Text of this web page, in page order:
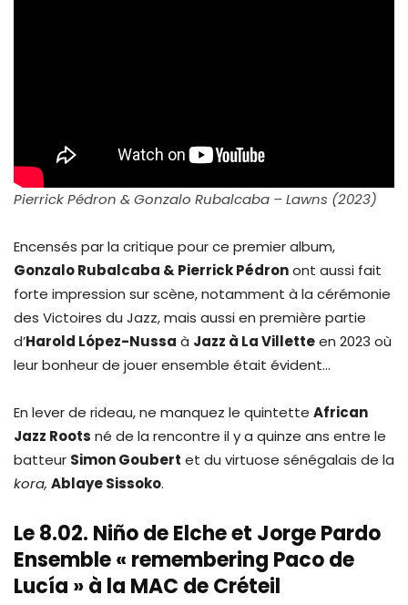
Pierrick Pédron & Gonzalo Rubalcaba – Lawns (2023)
Encensés par la critique pour ce premier album,
Gonzalo Rubalcaba & Pierrick Pédronont aussi fait
forte impression sur scène, notamment à la cérémonie
des Victoires du Jazz, mais aussi en première partie
d’Harold López-Nussa à Jazz à La Villetteen 2023 où
leur bonheur de jouer ensemble était évident…
En lever de rideau, ne manquez le quintette African
Jazz Roots né de la rencontre il y a quinze ans entre le
batteur Simon Goubert et du virtuose sénégalais de la
kora, Ablaye Sissoko.
Le 8.02. Niño de Elche et Jorge Pardo
Ensemble « remembering Paco de
Lucía » à la MAC de Créteil